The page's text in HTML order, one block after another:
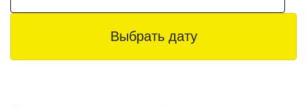
Выбрать дату